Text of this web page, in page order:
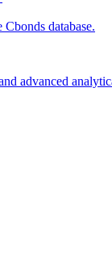
database.
advanced